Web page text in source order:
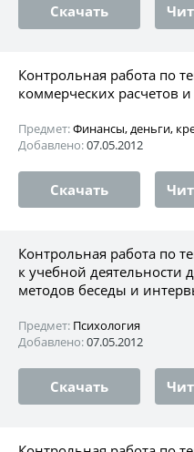
Скачать
Контрольная работа по
коммерческих расчетов
Предмет:Финансы, деньги,
Добавлено:07.05.2012
Скачать
Контрольная работа по
к учебной
методов беседы и
Предмет: Психология
Добавлено:07.05.2012
Скачать